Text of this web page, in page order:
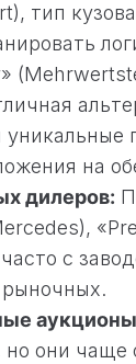
тип
на
дилеров:
с
но они